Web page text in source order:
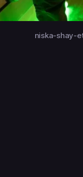
niska-shay-